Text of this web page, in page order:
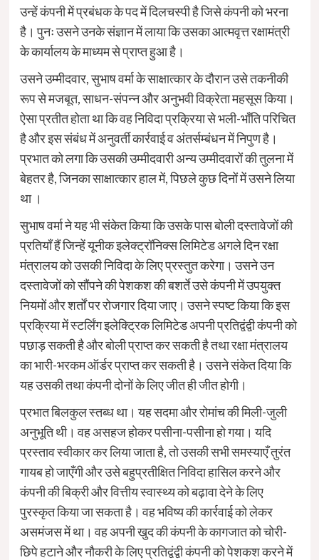
उन्हें कंपनी में प्रबंधक के पद में दिलचस्पी है जिसे कंपनी को भरना
है। पुनः उसने उनके संज्ञान में लाया कि उसका आत्मवृत्त रक्षामंत्री
के कार्यालय के माध्यम से प्राप्त हुआ है।
उसने उम्मीदवार, सुभाष वर्मा के साक्षात्कार के दौरान उसे तकनीकी
रूप से मजबूत, साधन-संपन्न और अनुभवी विक्रेता महसूस किया।
ऐसा प्रतीत होता था कि वह निविदा प्रक्रिया से भली-भाँति परिचित
है और इस संबंध में अनुवर्ती कार्रवाई व अंतर्सम्बंधन में निपुण है।
प्रभात को लगा कि उसकी उम्मीदवारी अन्य उम्मीदवारों की तुलना में
बेहतर है, जिनका साक्षात्कार हाल में, पिछले कुछ दिनों में उसने लिया
था ।
सुभाष वर्मा ने यह भी संकेत किया कि उसके पास बोली दस्तावेजों की
प्रतियाँ हैं जिन्हें यूनीक इलेक्ट्रॉनिक्स लिमिटेड अगले दिन रक्षा
मंत्रालय को उसकी निविदा के लिए प्रस्तुत करेगा। उसने उन
दस्तावेजों को सौंपने की पेशकश की बशर्ते उसे कंपनी में उपयुक्त
नियमों और शर्तों पर रोजगार दिया जाए। उसने स्पष्ट किया कि इस
प्रक्रिया में स्टर्लिंग इलेक्ट्रिक लिमिटेड अपनी प्रतिद्वंद्वी कंपनी को
पछाड़ सकती है और बोली प्राप्त कर सकती है तथा रक्षा मंत्रालय
का भारी-भरकम ऑर्डर प्राप्त कर सकती है। उसने संकेत दिया कि
यह उसकी तथा कंपनी दोनों के लिए जीत ही जीत होगी।
प्रभात बिलकुल स्तब्ध था। यह सदमा और रोमांच की मिली-जुली
अनुभूति थी। वह असहज होकर पसीना-पसीना हो गया। यदि
प्रस्ताव स्वीकार कर लिया जाता है, तो उसकी सभी समस्याएँ तुरंत
गायब हो जाएँगी और उसे बहुप्रतीक्षित निविदा हासिल करने और
कंपनी की बिक्री और वित्तीय स्वास्थ्य को बढ़ावा देने के लिए
पुरस्कृत किया जा सकता है। वह भविष्य की कार्रवाई को लेकर
असमंजस में था। वह अपनी खुद की कंपनी के कागजात को चोरी-
छिपे हटाने और नौकरी के लिए प्रतिद्वंद्वी कंपनी को पेशकश करने में